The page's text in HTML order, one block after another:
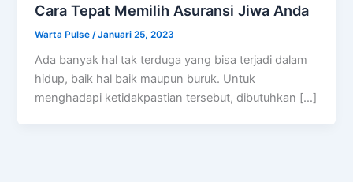
Cara Tepat Memilih Asuransi Jiwa Anda
Warta Pulse /Januari 25, 2023
Ada banyak hal tak terduga yang bisa terjadi dalam
hidup, baik hal baik maupun buruk. Untuk
menghadapi ketidakpastian tersebut, dibutuhkan […]